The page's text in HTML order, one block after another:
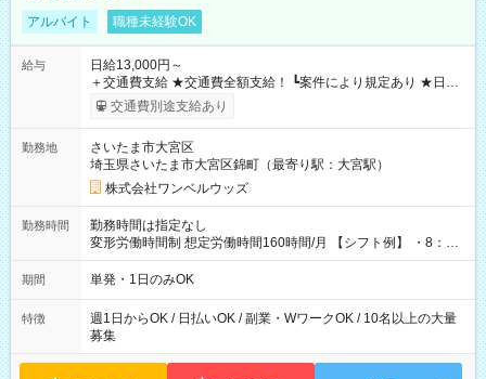
アルバイト 職種未経験OK
給与
日給13,000円～
＋交通費支給 ★交通費全額支給！ ┗案件により規定あり ★日払
いOK！（規定あり） ┗働いたその日に現金GET♪ お仕事後はコ
ンビニATMから 日払い分を引き落とせます！ 【試用期間】試
交通費別途支給あり
勤務地
さいたま市大宮区
埼玉県さいたま市大宮区錦町（最寄り駅：大宮駅）
株式会社ワンベルウッズ
勤務時間
勤務時間は指定なし
変形労働時間制 想定労働時間160時間/月 【シフト例】 ・8：00
～21：00
期間 単発・1日のみOK
特徴
週1日からOK / 日払いOK / 副業・WワークOK / 10名以上の大量
募集